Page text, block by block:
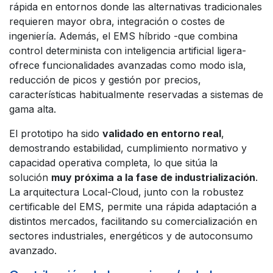
rápida en entornos donde las alternativas tradicionales
requieren mayor obra, integración o costes de
ingeniería. Además, el EMS híbrido -que combina
control determinista con inteligencia artificial ligera-
ofrece funcionalidades avanzadas como modo isla,
reducción de picos y gestión por precios,
características habitualmente reservadas a sistemas de
gama alta.
El prototipo ha sido validado en entorno real,
demostrando estabilidad, cumplimiento normativo y
capacidad operativa completa, lo que sitúa la
solución muy próxima a la fase de industrialización.
La arquitectura Local-Cloud, junto con la robustez
certificable del EMS, permite una rápida adaptación a
distintos mercados, facilitando su comercialización en
sectores industriales, energéticos y de autoconsumo
avanzado.